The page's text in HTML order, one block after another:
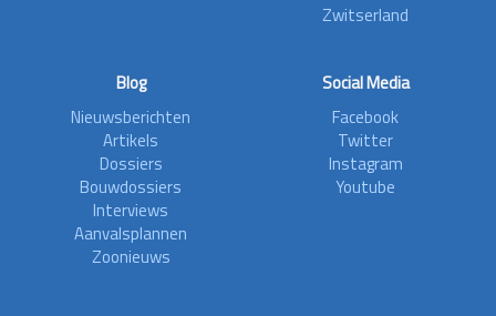
Zwitserland
Blog
Nieuwsberichten
Artikels
Dossiers
Bouwdossiers
Interviews
Aanvalsplannen
Zoonieuws
Social Media
Facebook
Twitter
Instagram
Youtube